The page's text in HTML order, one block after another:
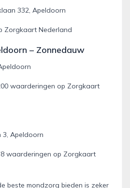
332, Apeldoorn
Zorgkaart Nederland
– Zonnedauw
waarderingen op Zorgkaart
3, Apeldoorn
waarderingen op Zorgkaart
beste mondzorg bieden is zeker